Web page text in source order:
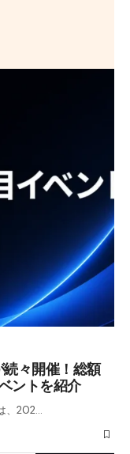
々開催！総額
ントを紹介
、202…